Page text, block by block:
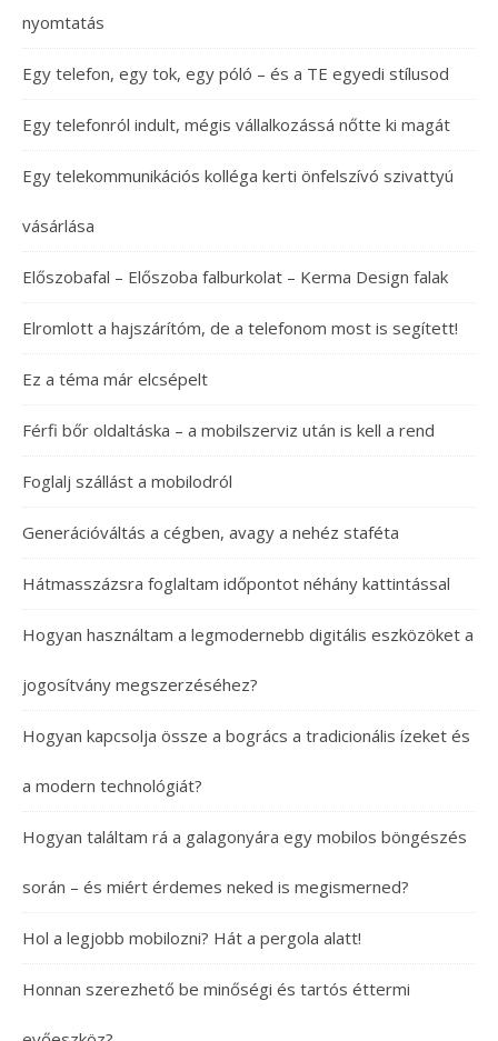
nyomtatás
Egy telefon, egy tok, egy póló – és a TE egyedi stílusod
Egy telefonról indult, mégis vállalkozássá nőtte ki magát
Egy telekommunikációs kolléga kerti önfelszívó szivattyú
vásárlása
Előszobafal – Előszoba falburkolat – Kerma Design falak
Elromlott a hajszárítóm, de a telefonom most is segített!
Ez a téma már elcsépelt
Férfi bőr oldaltáska – a mobilszerviz után is kell a rend
Foglalj szállást a mobilodról
Generációváltás a cégben, avagy a nehéz staféta
Hátmasszázsra foglaltam időpontot néhány kattintással
Hogyan használtam a legmodernebb digitális eszközöket a
jogosítvány megszerzéséhez?
Hogyan kapcsolja össze a bogrács a tradicionális ízeket és
a modern technológiát?
Hogyan találtam rá a galagonyára egy mobilos böngészés
során – és miért érdemes neked is megismerned?
Hol a legjobb mobilozni? Hát a pergola alatt!
Honnan szerezhető be minőségi és tartós éttermi